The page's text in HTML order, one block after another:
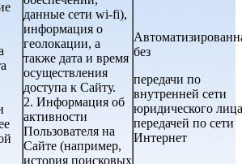
данные сети wi-fi),
информация о
геолокации, а
также дата и время
осуществления
доступа к Сайту.
2. Информация об
активности
Пользователя на
Сайте (например,
история поисковых
без
передачи по
внутренней сети
юридического
передачей по сети
Интернет